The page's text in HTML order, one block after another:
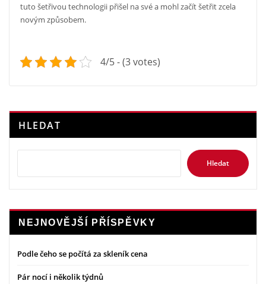
tuto šetřivou technologii přišel na své a mohl začít šetřit zcela
novým způsobem.
4/5 - (3 votes)
HLEDAT
Hledat
NEJNOVĚJŠÍ PŘÍSPĚVKY
Podle čeho se počítá za skleník cena
Pár nocí i několik týdnů